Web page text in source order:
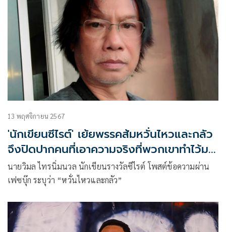
“อาจถูกนำไปร้องเรียน” ดังนี้
13 พฤศจิกายน 2567
'นักเขียนซีไรต์' เย้ยพรรคส้มหวั่นไหวและกลัว
จึงปิดปากคนที่เอาความจริงที่พวกเขาทำไว้มา
พูด
นายวิมล ไทรนิ่มนวล นักเขียนรางวัลซีไรต์ โพสต์ข้อความผ่าน
เฟซบุ๊ก ระบุว่า “หวั่นไหวและกลัว”